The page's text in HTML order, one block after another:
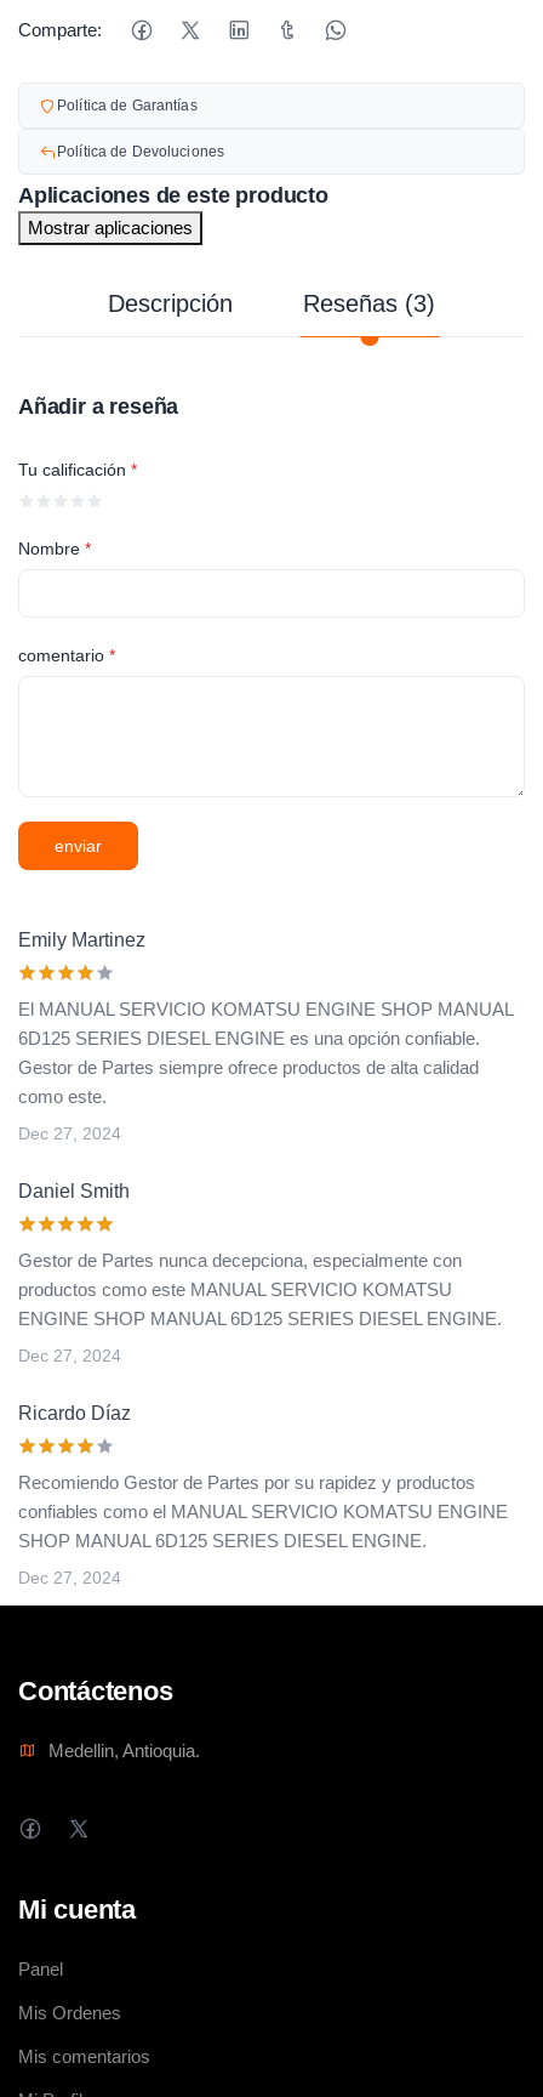
Comparte:
Política de Garantías
Política de Devoluciones
Aplicaciones de este producto
Mostrar aplicaciones
Descripción Reseñas (3)
Añadir a reseña
Tu calificación *
Nombre *
comentario *
enviar
Emily Martinez
El MANUAL SERVICIO KOMATSU ENGINE SHOP MANUAL
6D125 SERIES DIESEL ENGINE es una opción confiable.
Gestor de Partes siempre ofrece productos de alta calidad
como este.
Dec 27, 2024
Daniel Smith
Gestor de Partes nunca decepciona, especialmente con
productos como este MANUAL SERVICIO KOMATSU
ENGINE SHOP MANUAL 6D125 SERIES DIESEL ENGINE.
Dec 27, 2024
Ricardo Díaz
Recomiendo Gestor de Partes por su rapidez y productos
confiables como el MANUAL SERVICIO KOMATSU ENGINE
SHOP MANUAL 6D125 SERIES DIESEL ENGINE.
Dec 27, 2024
Contáctenos
Medellin, Antioquia.
Mi cuenta
Panel
Mis Ordenes
Mis comentarios